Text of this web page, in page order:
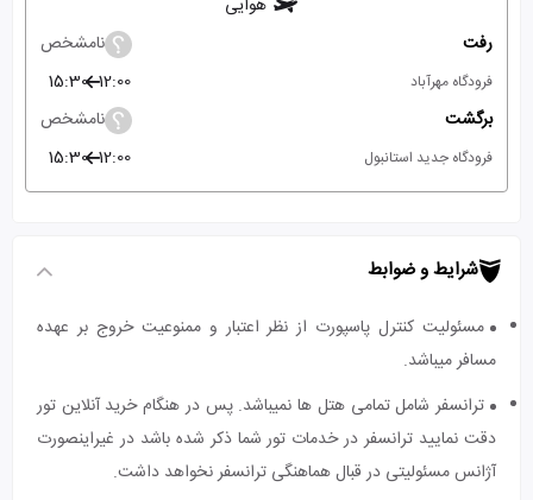
هوایی
رفت
نامشخص
فرودگاه مهرآباد 12:00
15:30
برگشت
نامشخص
فرودگاه جدید استانبول 12:00
15:30
شرایط و ضوابط
مسئولیت کنترل پاسپورت از نظر اعتبار و ممنوعیت خروج بر عهده
مسافر میباشد.
ترانسفر شامل تمامی هتل ها نمیباشد. پس در هنگام خرید آنلاین تور
دقت نمایید ترانسفر در خدمات تور شما ذکر شده باشد در غیراینصورت
آژانس مسئولیتی در قبال هماهنگی ترانسفر نخواهد داشت.